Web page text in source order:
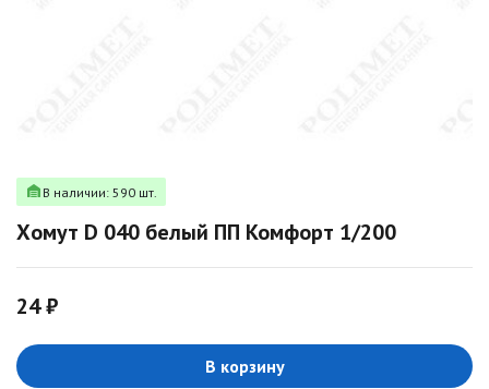
В наличии: 590 шт.
Хомут D 040 белый ПП Комфорт 1/200
24 ₽
В корзину